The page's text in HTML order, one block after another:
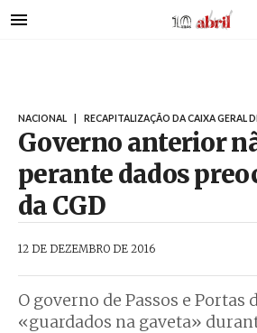
para
NACIONAL RECAPITALIZAÇÃO DA CAIXA GERAL
Governo anterior
perante dados
da CGD
12 DE DEZEMBRO DE 2016
O governo de Passos e Portas
«guardados na gaveta»